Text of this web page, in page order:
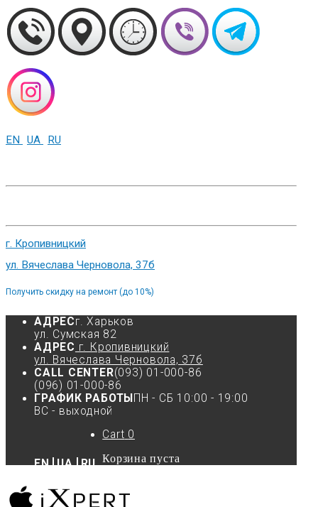
EN UA RU
г. Кропивницкий
ул. Вячеслава Черновола, 37б
Получить скидку на ремонт (до 10%)
АДРЕСг. Харьков
ул. Сумская 82
АДРЕС г. Кропивницкий
ул. Вячеслава Черновола, 37б
CALL CENTER(093) 01-000-86
(096) 01-000-86
ГРАФИК РАБОТЫ ПН - СБ 10:00 - 19:00
ВС - выходной
EN UA RU
Cart 0
Корзина пуста